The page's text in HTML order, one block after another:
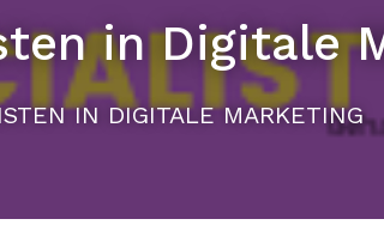
in Digitale
IN DIGITALE MARKETING